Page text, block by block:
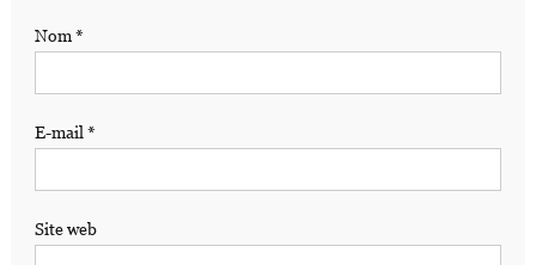
Nom*
E-mail *
Site web